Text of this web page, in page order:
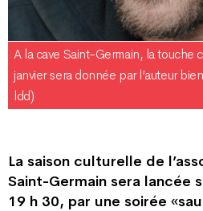
A la cave Saint-Germain, la touche
janvier sera donnée par l’auteur
ldd)
La saison culturelle de
Saint-Germain sera lancée
19 h 30, par une soirée